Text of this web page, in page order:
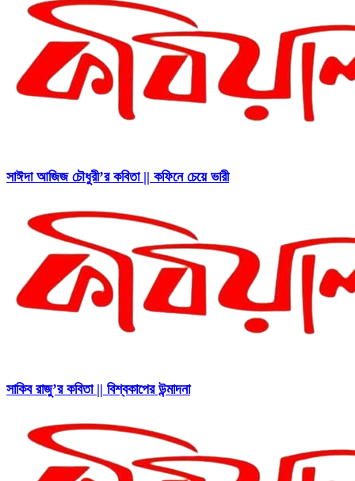
সাঈদা আজিজ চৌধুরী’র কবিতা || কফিনে চেয়ে ভারী
সাকিব রাজু’র কবিতা || বিশ্বকাপের উন্মাদনা